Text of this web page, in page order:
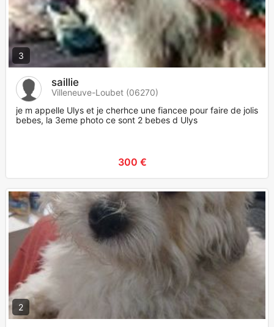
3
saillie
Villeneuve-Loubet (06270)
je m appelle Ulys et je cherhce une fiancee pour faire de jolis
bebes, la 3eme photo ce sont 2 bebes d Ulys
300 €
2